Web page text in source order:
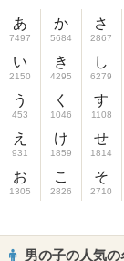
あ
7497
い
2150
う
453
え
931
お
1305
か
5684
き
4295
く
1046
け
1859
こ
2826
さ
2867
し
6279
す
1108
せ
1814
そ
2710
男の子の人気の